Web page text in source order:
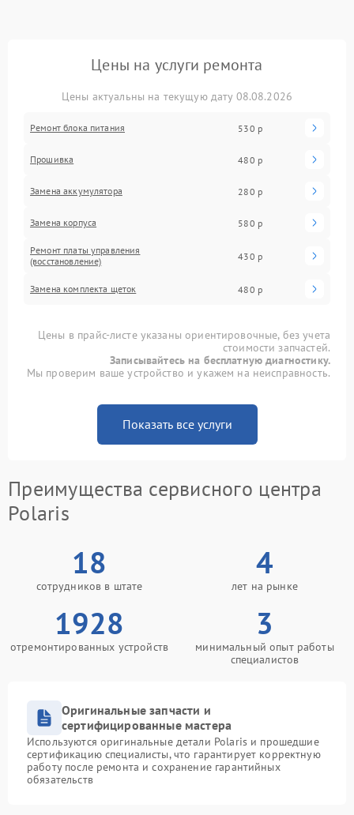
Цены на услуги ремонта
Цены актуальны на текущую дату 08.08.2026
Ремонт блока питания 530 р
Прошивка 480 р
Замена аккумулятора 280 р
Замена корпуса 580 р
Ремонт платы управления
(восстановление)
430 р
Замена комплекта щеток 480 р
Цены в прайс-листе указаны ориентировочные, без учета
стоимости запчастей.
Записывайтесь на бесплатную диагностику.
Мы проверим ваше устройство и укажем на неисправность.
Показать все услуги
Преимущества сервисного центра
Polaris
18
сотрудников в штате
4
лет на рынке
1928
отремонтированных устройств
3
минимальный опыт работы
специалистов
Оригинальные запчасти и
сертифицированные мастера
Используются оригинальные детали Polaris и прошедшие
сертификацию специалисты, что гарантирует корректную
работу после ремонта и сохранение гарантийных
обязательств